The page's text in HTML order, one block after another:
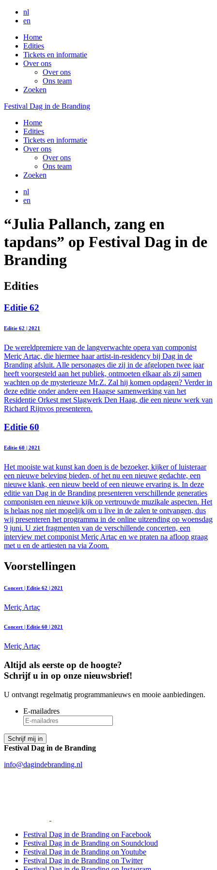
nl
en
Home
Edities
Tickets en informatie
Over ons
Over ons
Ons team
Zoeken
Festival Dag in de Branding
Home
Edities
Tickets en informatie
Over ons
Over ons
Ons team
Zoeken
nl
en
“Julia Pallanch, zang en
tapdans” op Festival Dag in de
Branding
Edities
Editie 62
Editie 62 | 2021
De wereldpremiere van de langverwachte opera van componist
Meriç Artaç, die hiermee haar artist-in-residency bij Dag in de
Branding afsluit. Alle personages die zij in de afgelopen twee jaar
heeft voorgesteld aan het publiek, ontmoeten elkaar als zij samen
wachten op de mysterieuze Mr.Z. Zal hij komen opdagen? Verder in
deze editie onder andere een Haagse samenwerking van het
Residentie Orkest met Slagwerk Den Haag, die een nieuw werk van
Richard Rijnvos presenteren.
Editie 60
Editie 60 | 2021
Het mooiste wat kunst kan doen is de bezoeker, kijker of luisteraar
een nieuwe beleving bieden, of het nu een nieuwe gedachte, een
nieuwe klank, een nieuw beeld of een nieuwe ervaring is. In deze
editie van Dag in de Branding presenteren verschillende generaties
componisten een nieuwe kijk op vertrouwde muzikale aspecten. Het
is helaas nog niet mogelijk om u live in de zalen te ontvangen, dus
wij presenteren het programma in de online uitzending op woensdag
9 juni. U ziet fragmenten van de verschillende concerten, een
interview met componist Meriç Artaç en we praten na afloop graag
met u en de artiesten na via Zoom.
Voorstellingen
Concert | Editie 62 | 2021
Meriç Artaç
Concert | Editie 60 | 2021
Meriç Artaç
Altijd als eerste op de hoogte?
Schrijf u in op onze nieuwsbrief!
U ontvangt regelmatig programmanieuws en mooie aanbiedingen.
E-mailadres
Festival Dag in de Branding
info@dagindebranding.nl
Festival Dag in de Branding on Facebook
Festival Dag in de Branding on Soundcloud
Festival Dag in de Branding on Youtube
Festival Dag in de Branding on Twitter